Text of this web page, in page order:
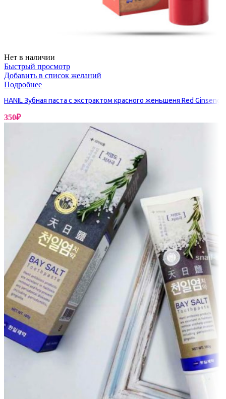
Нет в наличии
Быстрый просмотр
Добавить в список желаний
Подробнее
HANIL Зубная паста с экстрактом красного женьшеня Red Ginseng
350₽